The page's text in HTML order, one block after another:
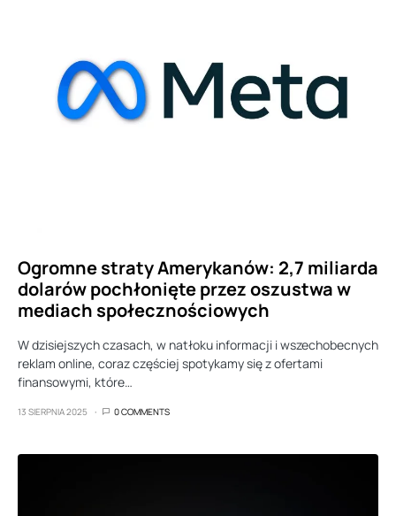
Ogromne straty Amerykanów: 2,7 miliarda
dolarów pochłonięte przez oszustwa w
mediach społecznościowych
W dzisiejszych czasach, w natłoku informacji i wszechobecnych
reklam online, coraz częściej spotykamy się z ofertami
finansowymi, które…
13 SIERPNIA 2025 0 COMMENTS